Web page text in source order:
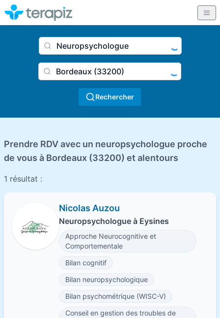
Nom du praticien, profession
Ville
Rechercher
Prendre RDV avec un neuropsychologue proche
de vous à Bordeaux (33200) et alentours
1 résultat :
Nicolas Auzou
Neuropsychologue à Eysines
Approche Neurocognitive et
Comportementale
Bilan cognitif
Bilan neuropsychologique
Bilan psychométrique (WISC-V)
Conseil en gestion des troubles de